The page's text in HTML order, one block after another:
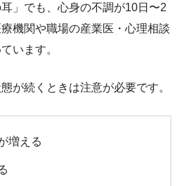
」でも、心身の不調が10日〜2
機関や職場の産業医・心理相談
います。
が続くときは注意が必要です。
増える